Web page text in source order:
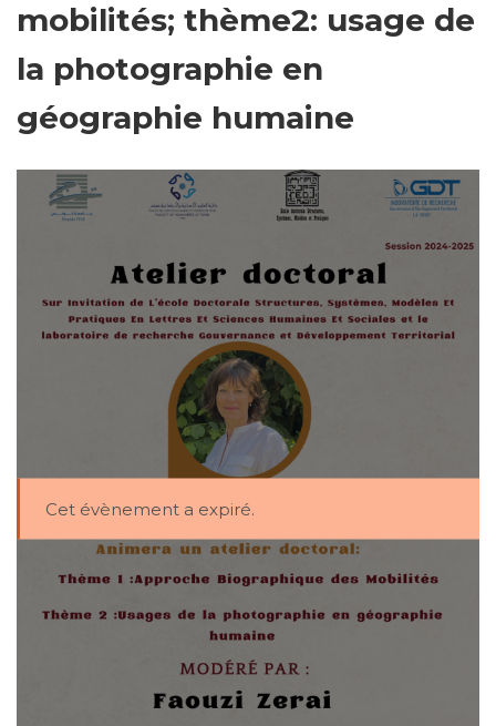
mobilités; thème2: usage de
la photographie en
géographie humaine
Cet évènement a expiré.